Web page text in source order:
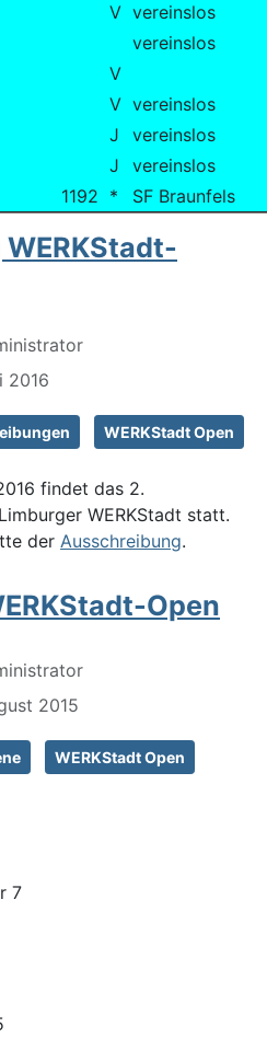
V vereinslos
vereinslos
V
V vereinslos
J
vereinslos
J
vereinslos
1192 * SF Braunfels
2016
WERKStadt Open
findet das 2.
WERKStadt statt.
der Ausschreibung.
Open
2015
WERKStadt Open
7